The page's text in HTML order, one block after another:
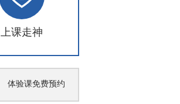
上课走神
体验课免费预约